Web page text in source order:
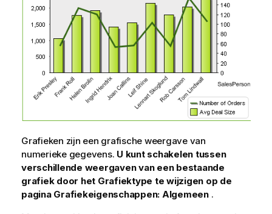
Grafieken zijn een grafische weergave van
numerieke gegevens. U kunt schakelen tussen
verschillende weergaven van een bestaande
grafiek door het Grafiektype te wijzigen op de
pagina Grafiekeigenschappen: Algemeen.